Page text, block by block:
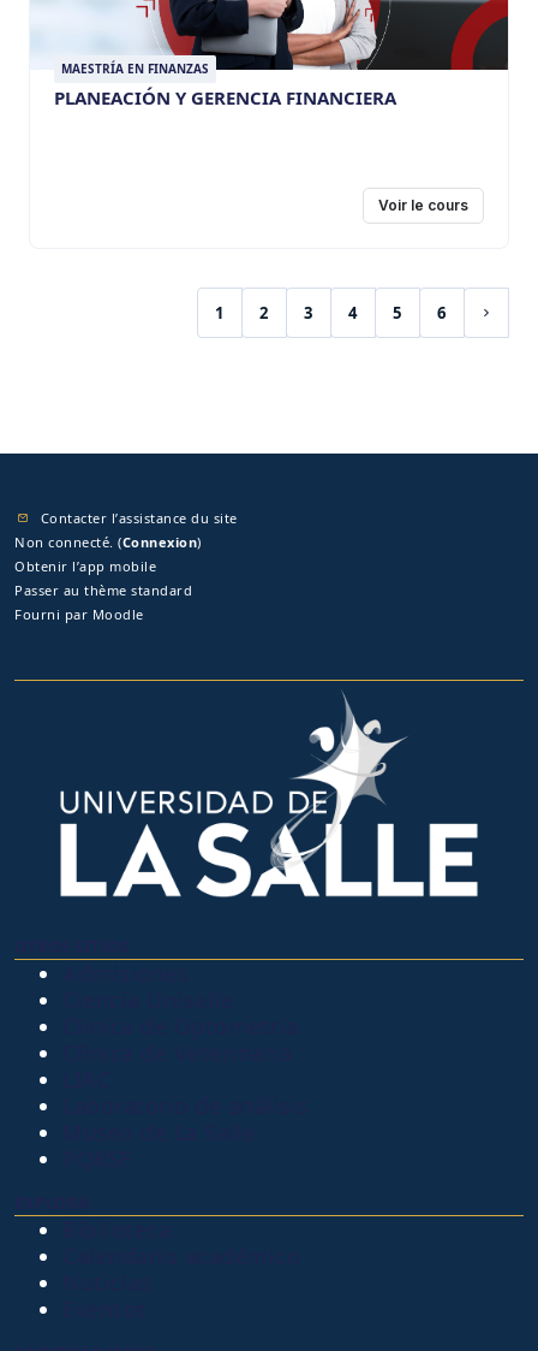
MAESTRÍA EN FINANZAS
PLANEACIÓN Y GERENCIA FINANCIERA
Voir le cours
1
(actuel)
2 3 4 5 6
Contacter l’assistance du site
Non connecté. (Connexion)
Obtenir l’app mobile
Passer au thème standard
Fourni par Moodle